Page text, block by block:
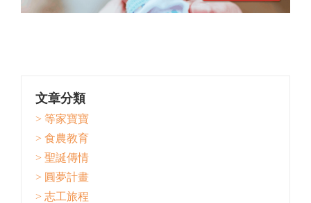
文章分類
> 等家寶寶
> 食農教育
> 聖誕傳情
> 圓夢計畫
> 志工旅程